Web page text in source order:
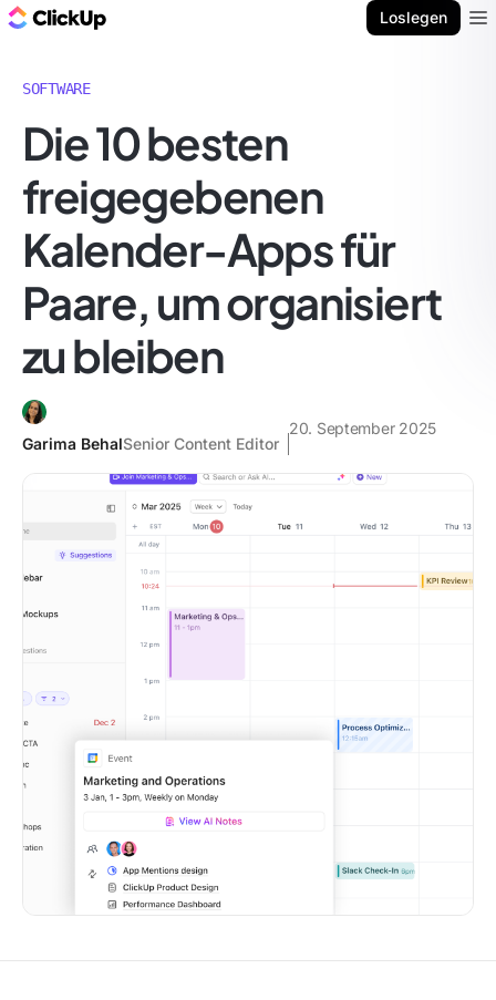
Loslegen
SOFTWARE
Die 10 besten
freigegebenen
Kalender-Apps für
Paare, um organisiert
zu bleiben
Garima BehalSenior Content Editor
20. September 2025